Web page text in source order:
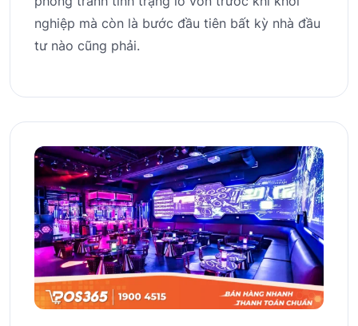
nghiệp mà còn là bước đầu tiên bất kỳ nhà đầu
tư nào cũng phải.